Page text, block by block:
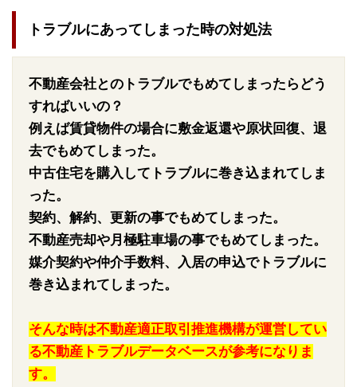
トラブルにあってしまった時の対処法
不動産会社とのトラブルでもめてしまったらどう
すればいいの？
例えば賃貸物件の場合に敷金返還や原状回復、退
去でもめてしまった。
中古住宅を購入してトラブルに巻き込まれてしま
った。
契約、解約、更新の事でもめてしまった。
不動産売却や月極駐車場の事でもめてしまった。
媒介契約や仲介手数料、入居の申込でトラブルに
巻き込まれてしまった。
そんな時は不動産適正取引推進機構が運営してい
る不動産トラブルデータベースが参考になりま
す。